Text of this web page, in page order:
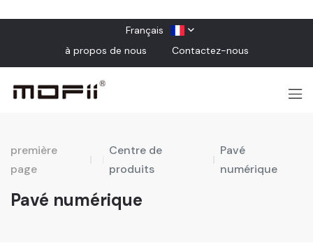
Français
à propos de nous
Contactez-nous
première
page
Centre de
produits
Pavé
numérique
Pavé numérique